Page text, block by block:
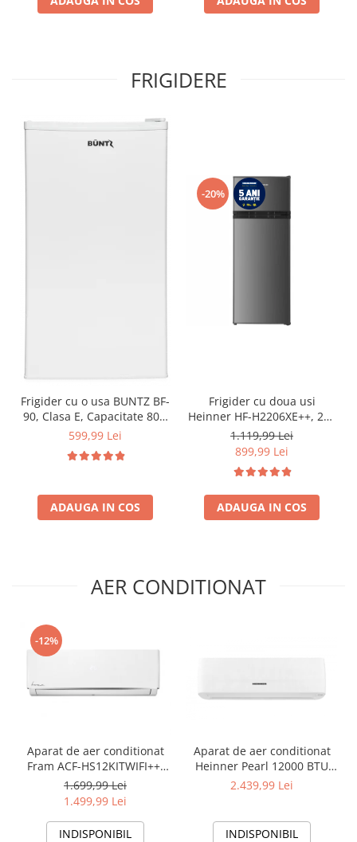
FRIGIDERE
Frigider cu o usa BUNTZ BF-
90, Clasa E, Capacitate 80L,
Iluminare interioara,
cm, Alb
599,99 Lei
ADAUGA IN COS
-20%
Frigider cu doua usi
Heinner HF-H2206XE++, 206
l, Clasa E, lumina LED, 3
rafturi de sticla, H 143 cm,
Inox
1.119,99 Lei
899,99 Lei
ADAUGA IN COS
AER CONDITIONAT
-12%
Aparat de aer conditionat
Fram ACF-HS12KITWIFI++,
12000 BTU, Wifi, Kit
instalare inclus, Functie
Sleep, Clasa A++
1.699,99 Lei
1.499,99 Lei
INDISPONIBIL
Aparat de aer conditionat
Heinner Pearl 12000 BTU
Wi-Fi, Clasa A+++/A+++, AI
alb
2.439,99 Lei
INDISPONIBIL